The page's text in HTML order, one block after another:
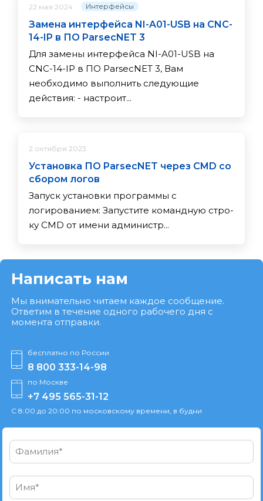
22 мая 2024 Интерфейсы
Замена интерфейса NI-A01-USB на CNC-
14-IP в ПО ParsecNET 3
Для замены интерфейса NI-A01-USB на
CNC-14-IP в ПО ParsecNET 3, Вам
необходимо выполнить следующие
действия: - настроит...
2 октября 2023
Установка ПО ParsecNET через CMD со
сбором логов
Запуск установки программы с
логированием: За­пус­ти­те ко­ман­дную стро­
ку CMD от име­ни ад­ми­нис­тр...
Написать нам
Мы внимательно читаем каждое сообщение.
Ответим в течение одного рабочего дня с
момента отправки.
бесплатно по России
8 800 333-14-98
по Москве
+7 495 565-31-12
С 8:00 до 20:00 по московскому времени, в будни
Фамилия*
Имя*